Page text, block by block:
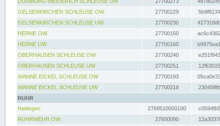
GELSENKIRCHEN SCHLEUSE OW
27700229
GELSENKIRCHEN SCHLEUSE UW
27700230
HERNE OW
27700150
HERNE UW
27700160
OBERHAUSEN SCHLEUSE OW
27700240
OBERHAUSEN SCHLEUSE UW
27700251
WANNE EICKEL SCHLEUSE OW
27700193
WANNE EICKEL SCHLEUSE UW
27700218
RUHR
Hattingen
2769510000100
RUHRWEHR OW
27600090